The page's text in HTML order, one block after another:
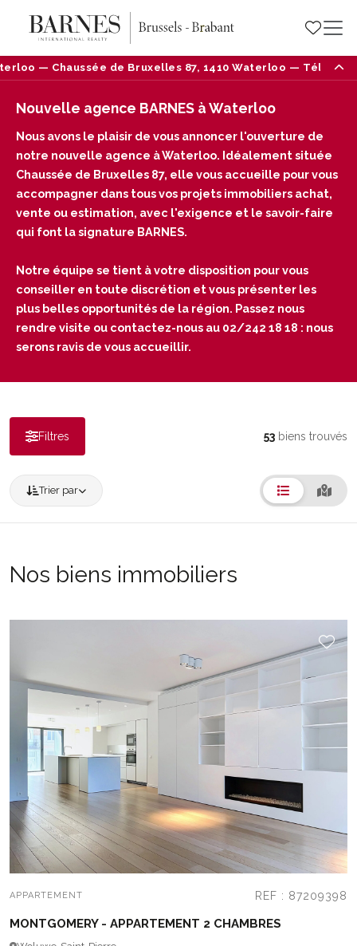
Bruxelles 87, 1410 Waterloo — Tél : 02/242 18 18
Nouvelle agence BARNES à Waterloo
Nous avons le plaisir de vous annoncer l'ouverture de
notre nouvelle agence à Waterloo. Idéalement située
Chaussée de Bruxelles 87, elle vous accueille pour vous
accompagner dans tous vos projets immobiliers achat,
vente ou estimation, avec l'exigence et le savoir-faire
qui font la signature BARNES.
Notre équipe se tient à votre disposition pour vous
conseiller en toute discrétion et vous présenter les
plus belles opportunités de la région. Passez nous
rendre visite ou contactez-nous au 02/242 18 18 : nous
serons ravis de vous accueillir.
Filtres 53 biens trouvés
Trier par
Nos biens immobiliers
APPARTEMENT REF : 87209398
MONTGOMERY - APPARTEMENT 2 CHAMBRES